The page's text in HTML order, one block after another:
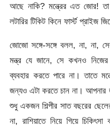
আছে নাকি? মন্ত্রের এত জোর!
লটারির টিকিট কিনে ফার্স্ট প্রাইজ
জোজো সঙ্গে-সঙ্গে বলল, না, না,
মন্ত্র যে জানে, সে কখনও
ব্যবহার করতে পারে না। তাতে
জন্যও এটা করতে চান না।
শুধু একজন শিল্পীর সাত বছরের
না, রাশিয়াতে নিয়ে গিয়ে